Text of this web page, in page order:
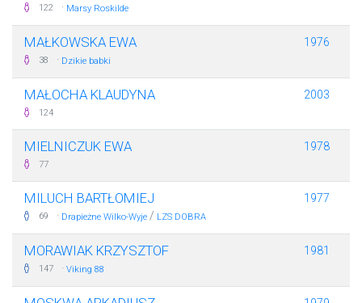
122 · Marsy Roskilde
MAŁKOWSKA EWA
38 · Dzikie babki
1976
MAŁOCHA KLAUDYNA
124
2003
MIELNICZUK EWA
77
1978
MILUCH BARTŁOMIEJ
69 · Drapieżne Wilko-Wyje / LZS DOBRA
1977
MORAWIAK KRZYSZTOF
147 · Viking 88
1981